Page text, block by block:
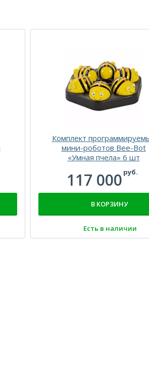
Комплект
мини-роботов Bee-Bot
«Умная пчела» 6 шт
117 000руб.
В КОРЗИНУ
Есть в наличии